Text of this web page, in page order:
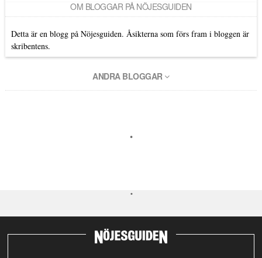
OM BLOGGAR PÅ NÖJESGUIDEN
Detta är en blogg på Nöjesguiden. Åsikterna som förs fram i bloggen är
skribentens.
ANDRA BLOGGAR